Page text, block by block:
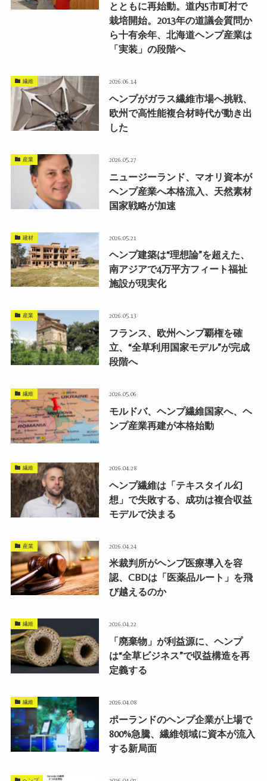
とともに再始動。道内5市町村で
栽培開始。2013年の道議会質問か
ら十有余年、北海道ヘンプ産業は
「実装」の段階へ
繊維
ヘンプがガラス繊維市場へ挑戦、
欧州で高性能複合材時代が動き出
した
2026.06.14
産業
ニュージーランド、マオリ資本が
ヘンプ産業へ本格流入、天然素材
国家戦略が加速
2026.05.27
建材
ヘンプ建築は“理想論”を超えた、
南アジアで4万平方フィート福祉
施設が現実化
2026.05.21
産業
フランス、欧州ヘンプ覇権を確
立、“全草利用国家モデル”が完成
段階へ
2026.05.13
繊維
モルドバ、ヘンプ繊維国家へ、ヘ
ンプ産業再建が本格始動
2026.05.06
繊維
ヘンプ繊維は「テキスタイル幻
想」で失敗する、成功は複合収益
モデルで決まる
2026.04.28
産業
米裁判所がヘンプ医療導入を容
認、CBDは「医薬品ルート」を飛
び越えるのか
2026.04.24
繊維
「廃棄物」が利益源に、ヘンプ
は“全草ビジネス”で収益構造を再
定義する
2026.04.22
繊維
ポーランドのヘンプ企業が上場で
800%急騰、繊維領域に資本が流入
する新局面
2026.04.08